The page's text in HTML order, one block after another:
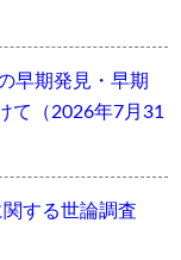
早期発見・早期
て（2026年7月31
する世論調査